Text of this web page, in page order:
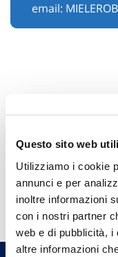
Questo sito web
Utilizziamo i cookie
annunci e per
inoltre informazioni
con i nostri partner
web e di pubblicità, i
altre informazioni
email:
Hai
Trova
un nostro